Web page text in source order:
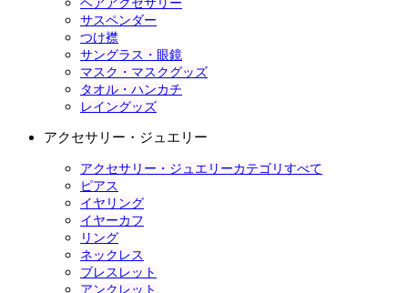
ヘアアクセサリー
サスペンダー
つけ襟
サングラス・眼鏡
マスク・マスクグッズ
タオル・ハンカチ
レイングッズ
アクセサリー・ジュエリー
アクセサリー・ジュエリーカテゴリすべて
ピアス
イヤリング
イヤーカフ
リング
ネックレス
ブレスレット
アンクレット